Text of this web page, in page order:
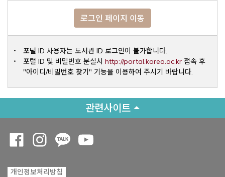
로그인 페이지 이동
포털 ID 사용자는 도서관 ID 로그인이 불가합니다.
포털 ID 및 비밀번호 분실시 http://portal.korea.ac.krOpens a
접속 후
"아이디/비밀번호 찾기" 기능을 이용하여 주시기 바랍니다.
관련사이트
개인정보처리방침
Opens a new window
Opens a new window
Opens a new window